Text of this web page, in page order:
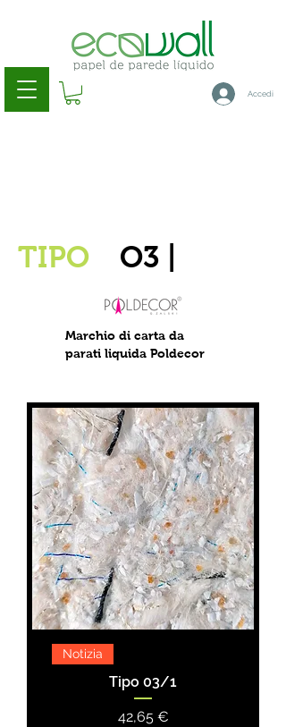
Accedi
TIPO O3 |
Marchio di carta da
parati liquida Poldecor
Notizia
Tipo 03/1
Prezzo
42,65 €